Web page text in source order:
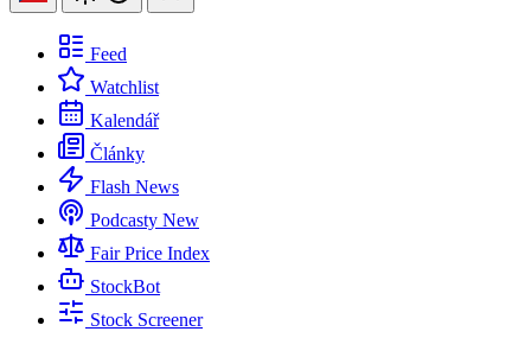
Feed
Watchlist
Kalendář
Články
Flash News
Podcasty New
Fair Price Index
StockBot
Stock Screener